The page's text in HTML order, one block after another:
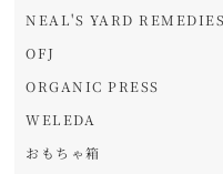
NEAL'S YARD REMEDIES
OFJ
ORGANIC PRESS
WELEDA
おもちゃ箱